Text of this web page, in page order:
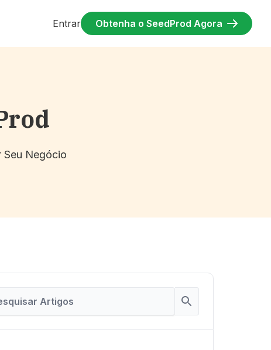
Entrar Obtenha o SeedProd Agora
Seu Negócio